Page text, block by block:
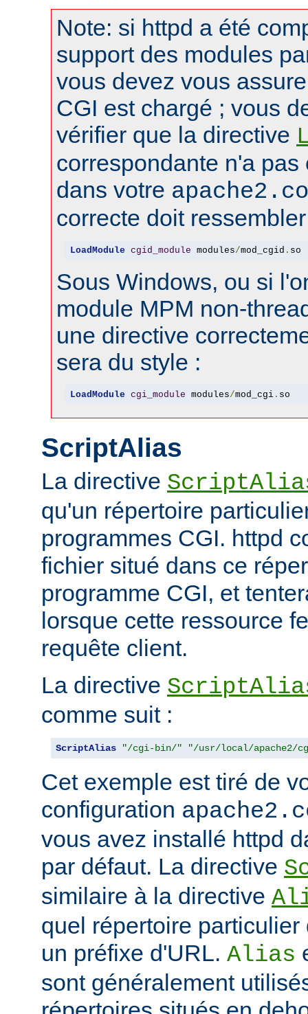
Note: si httpd a été
support des modules
vous devez vous
CGI est chargé ; vous
vérifier que la directive
correspondante n'a pas
dans votre
correcte doit
LoadModule cgid_module modules/mod_cgid . so
Sous Windows, ou si
module MPM non-
une directive
sera du style :
LoadModule cgi_module modules/mod_cgi. so
ScriptAlias
La directive
qu'un répertoire
programmes CGI. httpd
fichier situé dans ce
programme CGI, et
lorsque cette ressource
requête client.
La directive
comme suit :
ScriptAlias "/cgi-bin/" "/usr/local/apache2/
Cet exemple est tiré de
configuration
vous avez installé httpd
par défaut. La directive
similaire à la directive
quel répertoire
un préfixe d'URL. Alias
sont généralement